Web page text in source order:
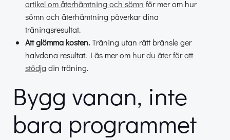
artikel om återhämtning och sömn för mer om hur
sömn och återhämtning påverkar dina
träningsresultat.
Att glömma kosten.Träning utan rätt bränsle ger
halvdana resultat. Läs mer om hur du äter för att
stödja din träning.
Bygg vanan, inte
bara programmet